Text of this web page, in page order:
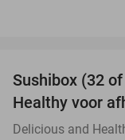
Sushibox (32
Healthy voor
Delicious and